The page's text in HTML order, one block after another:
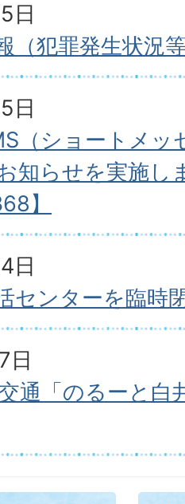
日
（犯罪発生状況
日
（ショートメッ
知らせを実施し
】
日
センターを臨時
日
通「のるーと白